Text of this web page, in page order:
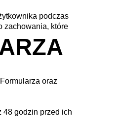
podczas
zachowania, które
oraz
48 godzin przed ich